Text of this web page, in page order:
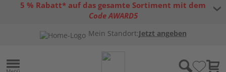
5 % Rabatt* auf das gesamte Sortiment mit dem
Code AWARD5
Gutscheinbedingungen
Mein Standort:Jetzt angeben